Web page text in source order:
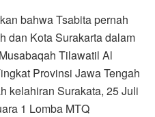
bahwa Tsabita pernah
dan Kota Surakarta dalam
Tilawatil Al
Provinsi Jawa Tengah
kelahiran Surakata, 25 Juli
1 Lomba MTQ